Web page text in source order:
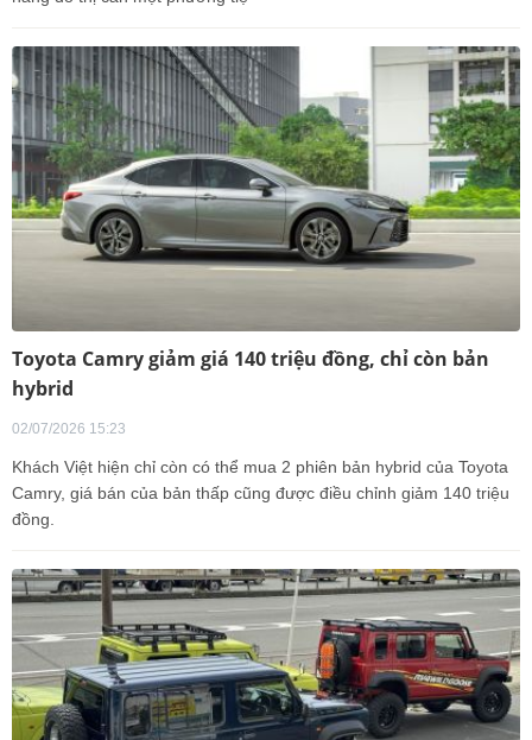
Toyota Camry giảm giá 140 triệu đồng, chỉ còn bản
hybrid
02/07/2026 15:23
Khách Việt hiện chỉ còn có thể mua 2 phiên bản hybrid của Toyota
Camry, giá bán của bản thấp cũng được điều chỉnh giảm 140 triệu
đồng.